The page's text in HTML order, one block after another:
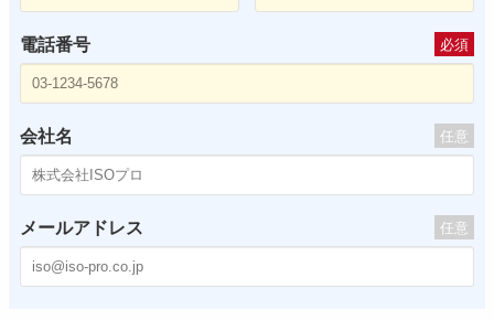
電話番号 必須
会社名 任意
メールアドレス 任意